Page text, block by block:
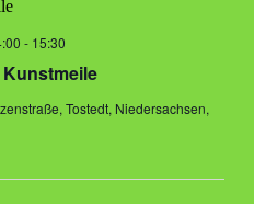
- 15:30
Tostedt, Niedersachsen,